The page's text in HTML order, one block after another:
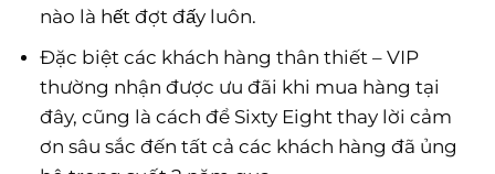
nào là hết đợt đấy luôn.
Đặc biệt các khách hàng thân thiết – VIP
thường nhận được ưu đãi khi mua hàng tại
đây, cũng là cách để Sixty Eight thay lời cảm
ơn sâu sắc đến tất cả các khách hàng đã ủng